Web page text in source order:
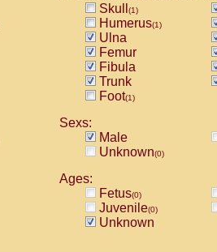
Skull (1)
Humerus(1)
Ulna
Femur
Fibula
Trunk
Foot(1)
Sexs:
Male
Unknown(0)
Ages:
Fetus(0)
Juvenile(0)
Unknown